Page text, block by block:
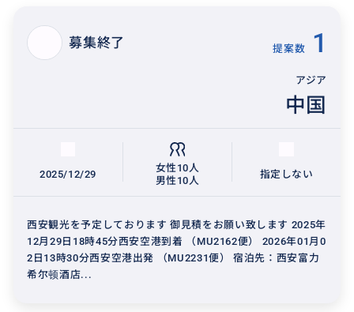
募集終了 提案数 1
アジア
中国
2025/12/29
女性10人
男性10人
指定しない
西安観光を予定しております 御見積をお願い致します 2025年
12月29日18時45分西安空港到着 （MU2162便） 2026年01月0
2日13時30分西安空港出発 （MU2231便） 宿泊先：西安富力
希尔顿酒店...